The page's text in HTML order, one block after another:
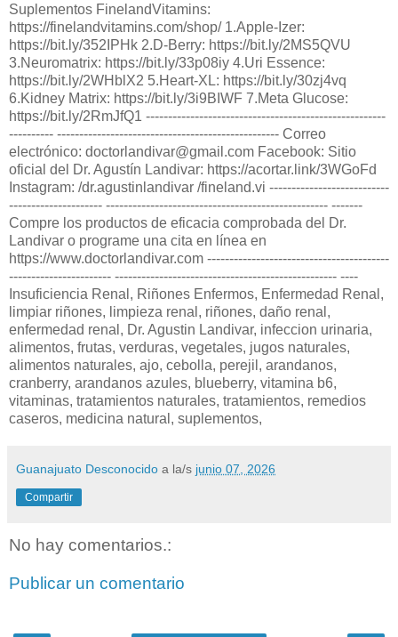
Suplementos FinelandVitamins:
https://finelandvitamins.com/shop/ 1.Apple-Izer:
https://bit.ly/352IPHk 2.D-Berry: https://bit.ly/2MS5QVU
3.Neuromatrix: https://bit.ly/33p08iy 4.Uri Essence:
https://bit.ly/2WHblX2 5.Heart-XL: https://bit.ly/30zj4vq
6.Kidney Matrix: https://bit.ly/3i9BIWF 7.Meta Glucose:
https://bit.ly/2RmJfQ1 ------------------------------------------------------
---------- -------------------------------------------------- Correo
electrónico: doctorlandivar@gmail.com Facebook: Sitio
oficial del Dr. Agustín Landivar: https://acortar.link/3WGoFd
Instagram: /dr.agustinlandivar /fineland.vi ---------------------------
--------------------- -------------------------------------------------- -------
Compre los productos de eficacia comprobada del Dr.
Landivar o programe una cita en línea en
https://www.doctorlandivar.com -----------------------------------------
----------------------- -------------------------------------------------- ----
Insuficiencia Renal, Riñones Enfermos, Enfermedad Renal,
limpiar riñones, limpieza renal, riñones, daño renal,
enfermedad renal, Dr. Agustin Landivar, infeccion urinaria,
alimentos, frutas, verduras, vegetales, jugos naturales,
alimentos naturales, ajo, cebolla, perejil, arandanos,
cranberry, arandanos azules, blueberry, vitamina b6,
vitaminas, tratamientos naturales, tratamientos, remedios
caseros, medicina natural, suplementos,
Guanajuato Desconocido a la/s junio 07, 2026
Compartir
No hay comentarios.:
Publicar un comentario